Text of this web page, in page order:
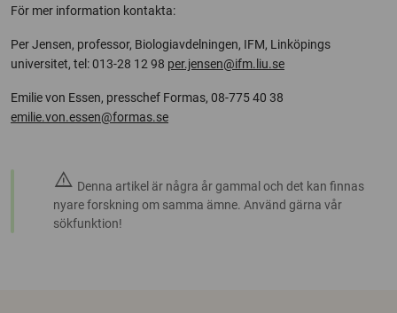
För mer information kontakta:
Per Jensen, professor, Biologiavdelningen, IFM, Linköpings
universitet, tel: 013-28 12 98 per.jensen@ifm.liu.se
Emilie von Essen, presschef Formas, 08-775 40 38
emilie.von.essen@formas.se
warning Denna artikel är några år gammal och det kan finnas
nyare forskning om samma ämne. Använd gärna vår
sökfunktion!